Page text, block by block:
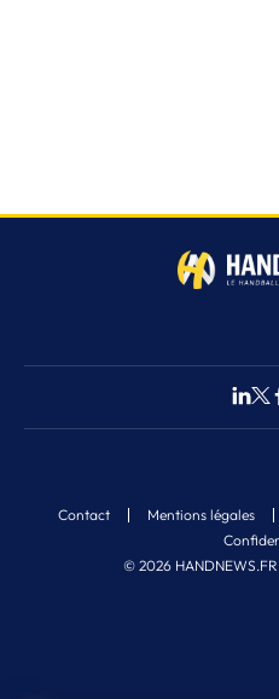
© 2026
Contact Mentions légales